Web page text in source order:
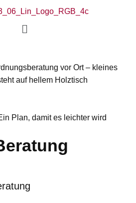
Plan, damit es leichter wird